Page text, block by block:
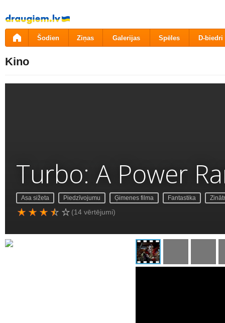
Pāriet
uz
saturu
Šodien Ziņas Galerijas Spēles D-biedri
Kino
Turbo: A Power
Asa sižeta Piedzīvojumu Ģimenes filma Fantastika
(14 vērtējumi)